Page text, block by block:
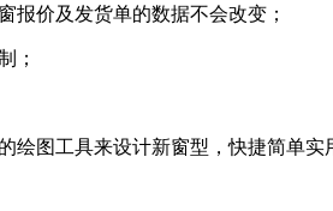
报价及发货单的数据不会改变；
；
绘图工具来设计新窗型，快捷简单